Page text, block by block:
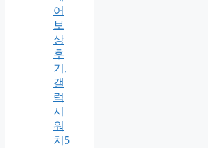
어
보
상
후
기,
갤
럭
시
워
치5